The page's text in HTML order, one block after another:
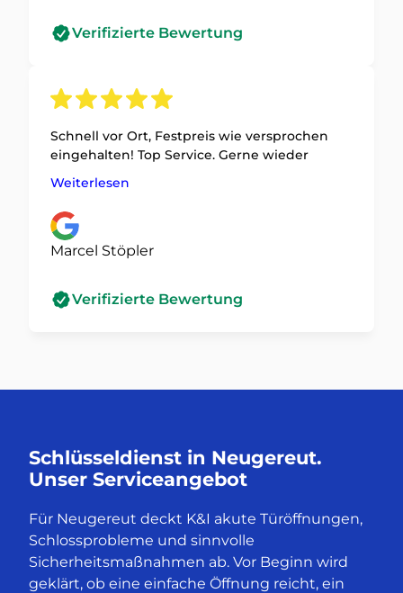
Verifizierte Bewertung
Schnell vor Ort, Festpreis wie versprochen
eingehalten! Top Service. Gerne wieder
Weiterlesen
Marcel Stöpler
Verifizierte Bewertung
Schlüsseldienst in Neugereut.
Unser Serviceangebot
Für Neugereut deckt K&I akute Türöffnungen,
Schlossprobleme und sinnvolle
Sicherheitsmaßnahmen ab. Vor Beginn wird
geklärt, ob eine einfache Öffnung reicht, ein